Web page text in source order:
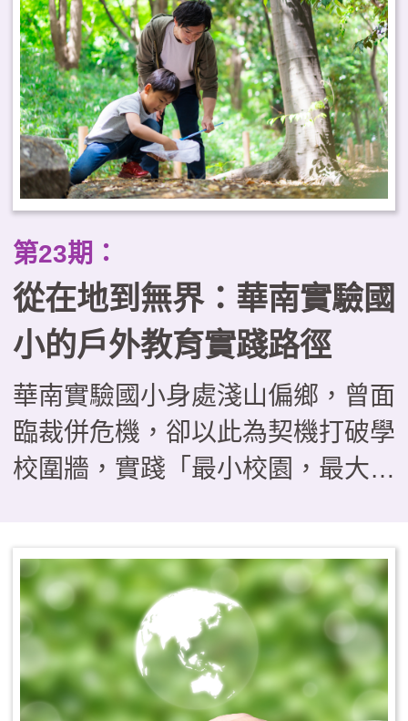
工作為戶外教育的推動基地，自
2021年起即成立戀戀大湖學教師
社群，致力推動戶外教育系列課
程。透過自編教材、戶外走讀、科
技融入等多重策略，進而推動社區
結合、跨校合作、國際交流。本文
育創新的實施與經驗，期望為戶外
教育提供具體啟發。
第23期：
從在地到無界：華南實驗國
小的戶外教育實踐路徑
華南實驗國小身處淺山偏鄉，曾面
臨裁併危機，卻以此為契機打破學
校圍牆，實踐「最小校園，最大教
域、行動、反思」，引導學生經歷
「把地方當教材」、「把地方當關
係」到「為地方採取行動」的三段
思維轉折。 透過四季課程